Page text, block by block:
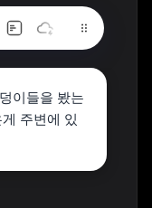
이들을 봤는
주변에 있